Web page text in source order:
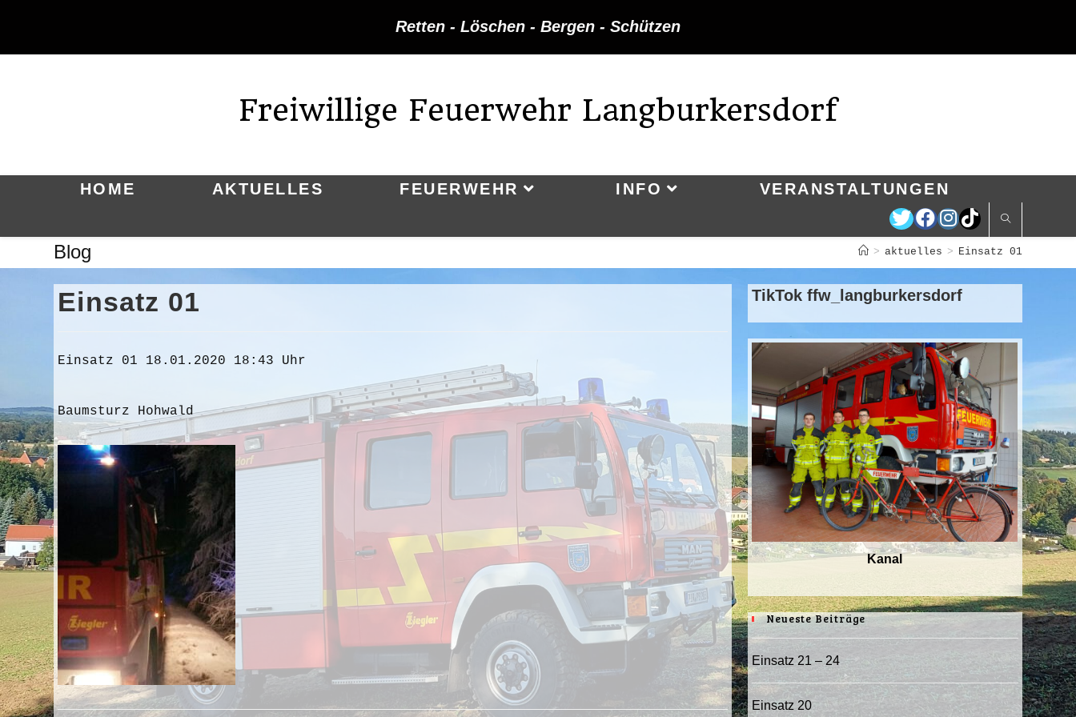
Retten - Löschen - Bergen - Schützen
Freiwillige Feuerwehr Langburkersdorf
HOME AKTUELLES FEUERWEHR INFO VERANSTALTUNGEN
Blog > aktuelles > Einsatz 01
Einsatz 01
Einsatz 01 18.01.2020 18:43 Uhr
Baumsturz Hohwald
TikTok ffw_langburkersdorf
Kanal
Neueste Beiträge
Einsatz 21 – 24
Einsatz 20